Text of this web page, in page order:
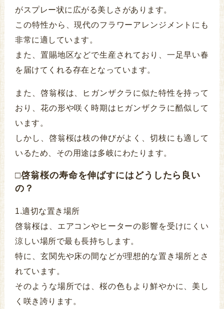
がスプレー状に広がる美しさがあります。
この特性から、現代のフラワーアレンジメントにも
非常に適しています。
また、置賜地区などで生産されており、一足早い春
を届けてくれる存在となっています。
また、啓翁桜は、ヒガンザクラに似た特性を持って
おり、花の形や咲く時期はヒガンザクラに酷似して
います。
しかし、啓翁桜は枝の伸びがよく、切枝にも適して
いるため、その用途は多岐にわたります。
□啓翁桜の寿命を伸ばすにはどうしたら良い
の？
1.適切な置き場所
啓翁桜は、エアコンやヒーターの影響を受けにくい
涼しい場所で最も長持ちします。
特に、玄関先や床の間などが理想的な置き場所とさ
れています。
そのような場所では、桜の色もより鮮やかに、美し
く咲き誇ります。